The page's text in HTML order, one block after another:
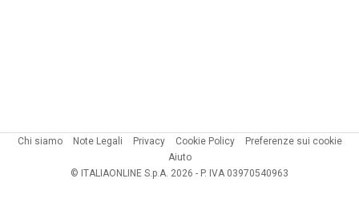
Chi siamo Note Legali Privacy Cookie Policy
Preferenze sui cookie
Aiuto
© ITALIAONLINE S.p.A. 2026 - P. IVA 03970540963